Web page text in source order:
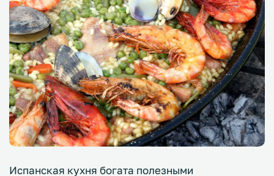
Испанская кухня богата полезными